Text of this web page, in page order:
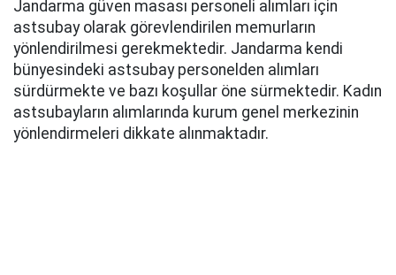
Jandarma güven masası personeli alımları için
astsubay olarak görevlendirilen memurların
yönlendirilmesi gerekmektedir. Jandarma kendi
bünyesindeki astsubay personelden alımları
sürdürmekte ve bazı koşullar öne sürmektedir. Kadın
astsubayların alımlarında kurum genel merkezinin
yönlendirmeleri dikkate alınmaktadır.